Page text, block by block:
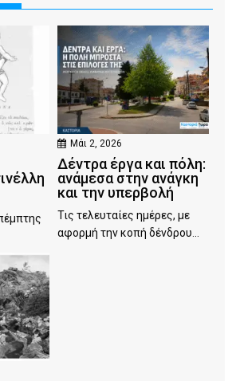
Μάι 2, 2026
Δέντρα έργα και πόλη:
ανάμεσα στην ανάγκη
και την υπερβολή
Τις τελευταίες ημέρες, με
αφορμή την κοπή δένδρου...